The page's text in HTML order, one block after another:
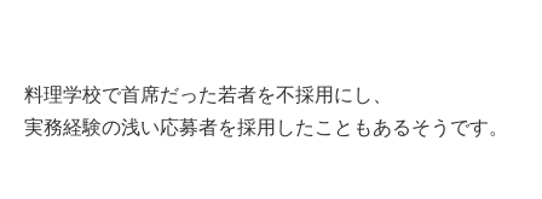
料理学校で首席だった若者を不採用にし、
実務経験の浅い応募者を採用したこともあるそうです。